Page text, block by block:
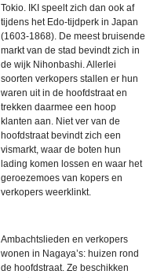
Tokio. IKI speelt zich dan ook af
tijdens het Edo-tijdperk in Japan
(1603-1868). De meest bruisende
markt van de stad bevindt zich in
de wijk Nihonbashi. Allerlei
soorten verkopers stallen er hun
waren uit in de hoofdstraat en
trekken daarmee een hoop
klanten aan. Niet ver van de
hoofdstraat bevindt zich een
vismarkt, waar de boten hun
lading komen lossen en waar het
geroezemoes van kopers en
verkopers weerklinkt.
Ambachtslieden en verkopers
wonen in Nagaya’s: huizen rond
de hoofdstraat. Ze beschikken